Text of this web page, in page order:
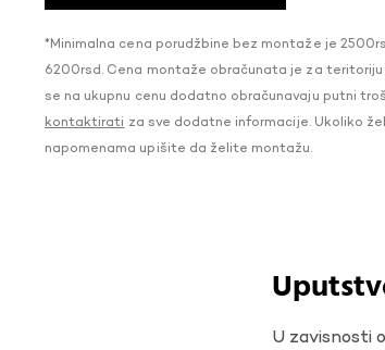
*Minimalna cena porudžbine bez montaže je
6200rsd. Cena montaže obračunata je za
se na ukupnu cenu dodatno obračunavaju putni
kontaktirati za sve dodatne informacije. Ukoliko
napomenama upišite da želite montažu.
U zavisnosti